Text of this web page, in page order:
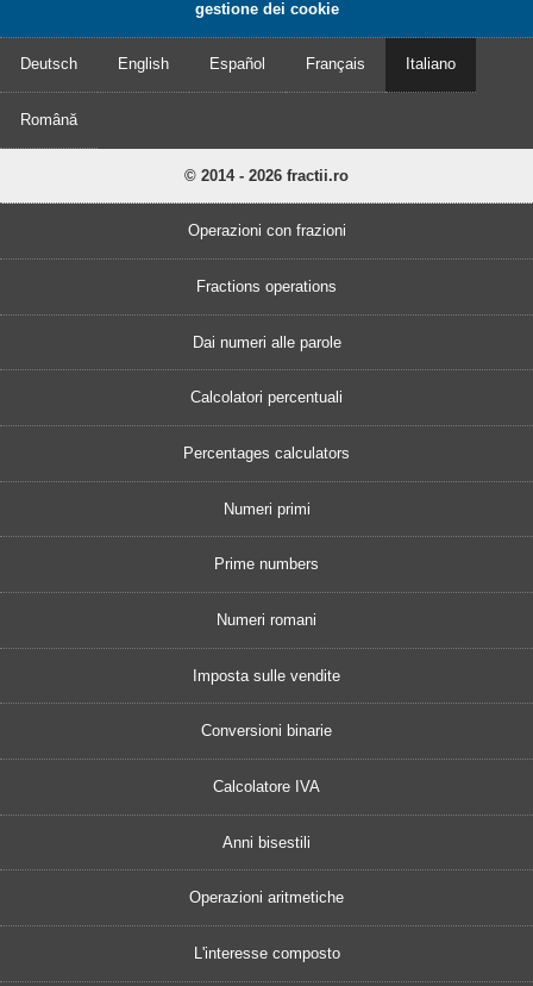
gestione dei cookie
Deutsch English Español Français Italiano
Română
© 2014 - 2026 fractii.ro
Operazioni con frazioni
Fractions operations
Dai numeri alle parole
Calcolatori percentuali
Percentages calculators
Numeri primi
Prime numbers
Numeri romani
Imposta sulle vendite
Conversioni binarie
Calcolatore IVA
Anni bisestili
Operazioni aritmetiche
L'interesse composto